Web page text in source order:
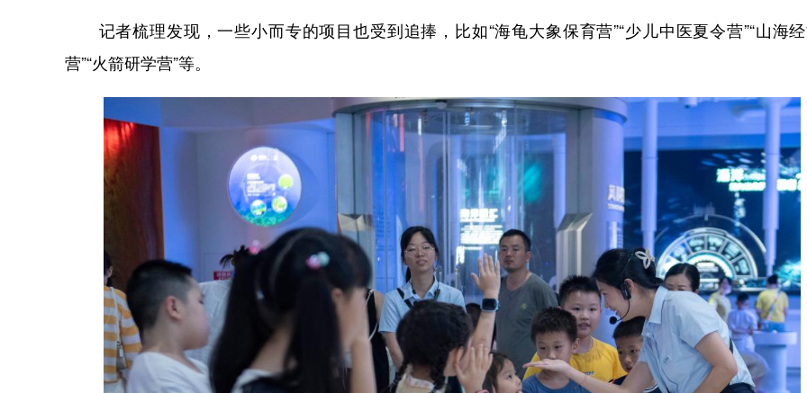
记者梳理发现，一些小而专的项目也受到追捧，比如“海龟大象保育营”“少儿中医夏令营”“山海
营”“火箭研学营”等。